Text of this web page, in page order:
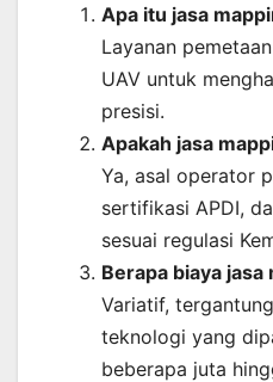
Apa itu jasa
Layanan
UAV untuk
presisi.
Apakah jasa
Ya, asal operator
sertifikasi APDI,
sesuai regulasi
Berapa biaya jasa
Variatif,
teknologi yang
beberapa juta